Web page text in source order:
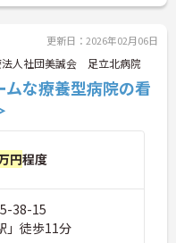
更新日：2026年02月06日
法人社団美誠会 足立北病院
ムな療養型病院の看
円程度
38-15
」徒歩11分